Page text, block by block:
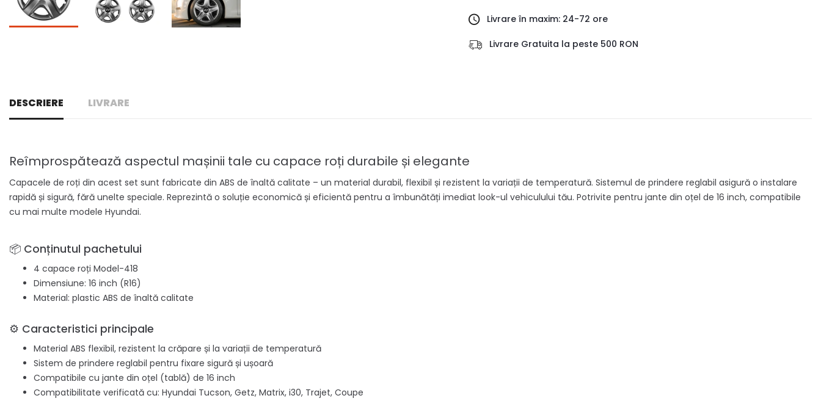
Livrare în maxim: 24-72 ore
Livrare Gratuita la peste 500 RON
DESCRIERE LIVRARE
Reîmprospătează aspectul mașinii tale cu capace roți durabile și elegante
Capacele de roți din acest set sunt fabricate din ABS de înaltă calitate – un material durabil, flexibil și rezistent la variații de temperatură. Sistemul de prindere reglabil asigură o instalare
rapidă și sigură, fără unelte speciale. Reprezintă o soluție economică și eficientă pentru a îmbunătăți imediat look-ul vehiculului tău. Potrivite pentru jante din oțel de 16 inch, compatibile
cu mai multe modele Hyundai.
📦 Conținutul pachetului
4 capace roți Model-418
Dimensiune: 16 inch (R16)
Material: plastic ABS de înaltă calitate
⚙️ Caracteristici principale
Material ABS flexibil, rezistent la crăpare și la variații de temperatură
Sistem de prindere reglabil pentru fixare sigură și ușoară
Compatibile cu jante din oțel (tablă) de 16 inch
Compatibilitate verificată cu: Hyundai Tucson, Getz, Matrix, i30, Trajet, Coupe